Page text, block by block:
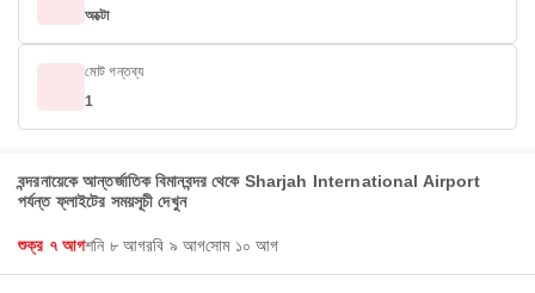
অক্টো
মোট গন্তব্য
1
বন্দরনায়েকে আন্তর্জাতিক বিমানবন্দর থেকে Sharjah International Airport
পর্যন্ত ফ্লাইটের সময়সূচী দেখুন
শুক্র ৭ আগশনি ৮ আগরবি ৯ আগসোম ১০ আগ